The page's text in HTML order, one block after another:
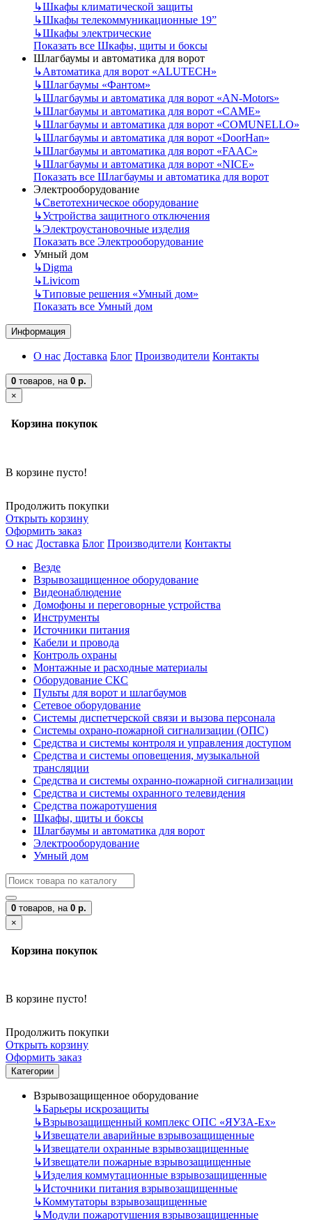
↳Шкафы климатической защиты
↳Шкафы телекоммуникационные 19”
↳Шкафы электрические
Показать все Шкафы, щиты и боксы
Шлагбаумы и автоматика для ворот
↳Автоматика для ворот «ALUTECH»
↳Шлагбаумы «Фантом»
↳Шлагбаумы и автоматика для ворот «AN-Motors»
↳Шлагбаумы и автоматика для ворот «CAME»
↳Шлагбаумы и автоматика для ворот «COMUNELLO»
↳Шлагбаумы и автоматика для ворот «DoorHan»
↳Шлагбаумы и автоматика для ворот «FAAC»
↳Шлагбаумы и автоматика для ворот «NICE»
Показать все Шлагбаумы и автоматика для ворот
Электрооборудование
↳Светотехническое оборудование
↳Устройства защитного отключения
↳Электроустановочные изделия
Показать все Электрооборудование
Умный дом
↳Digma
↳Livicom
↳Типовые решения «Умный дом»
Показать все Умный дом
Информация
О нас Доставка Блог Производители Контакты
0 товаров, на 0 р.
×
Корзина покупок
В корзине пусто!
Продолжить покупки
Открыть корзину
Оформить заказ
О нас Доставка Блог Производители Контакты
Везде
Взрывозащищенное оборудование
Видеонаблюдение
Домофоны и переговорные устройства
Инструменты
Источники питания
Кабели и провода
Контроль охраны
Монтажные и расходные материалы
Оборудование СКС
Пульты для ворот и шлагбаумов
Сетевое оборудование
Системы диспетчерской связи и вызова персонала
Системы охрано-пожарной сигнализации (ОПС)
Средства и системы контроля и управления доступом
Средства и системы оповещения, музыкальной
трансляции
Средства и системы охранно-пожарной сигнализации
Средства и системы охранного телевидения
Средства пожаротушения
Шкафы, щиты и боксы
Шлагбаумы и автоматика для ворот
Электрооборудование
Умный дом
0 товаров, на 0 р.
×
Корзина покупок
В корзине пусто!
Продолжить покупки
Открыть корзину
Оформить заказ
Категории
Взрывозащищенное оборудование
↳Барьеры искрозащиты
↳Взрывозащищенный комплекс ОПС «ЯУЗА-Ех»
↳Извещатели аварийные взрывозащищенные
↳Извещатели охранные взрывозащищенные
↳Извещатели пожарные взрывозащищенные
↳Изделия коммутационные взрывозащищенные
↳Источники питания взрывозащищенные
↳Коммутаторы взрывозащищенные
↳Модули пожаротушения взрывозащищенные